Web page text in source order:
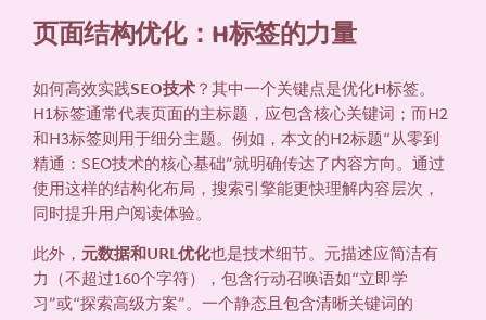
页面结构优化：H标签的力量
如何高效实践SEO技术？其中一个关键点是优化H标签。
H1标签通常代表页面的主标题，应包含核心关键词；而H2
和H3标签则用于细分主题。例如，本文的H2标题“从零到
精通：SEO技术的核心基础”就明确传达了内容方向。通过
使用这样的结构化布局，搜索引擎能更快理解内容层次，
同时提升用户阅读体验。
此外，元数据和URL优化也是技术细节。元描述应简洁有
力（不超过160个字符），包含行动召唤语如“立即学
习”或“探索高级方案”。一个静态且包含清晰关键词的